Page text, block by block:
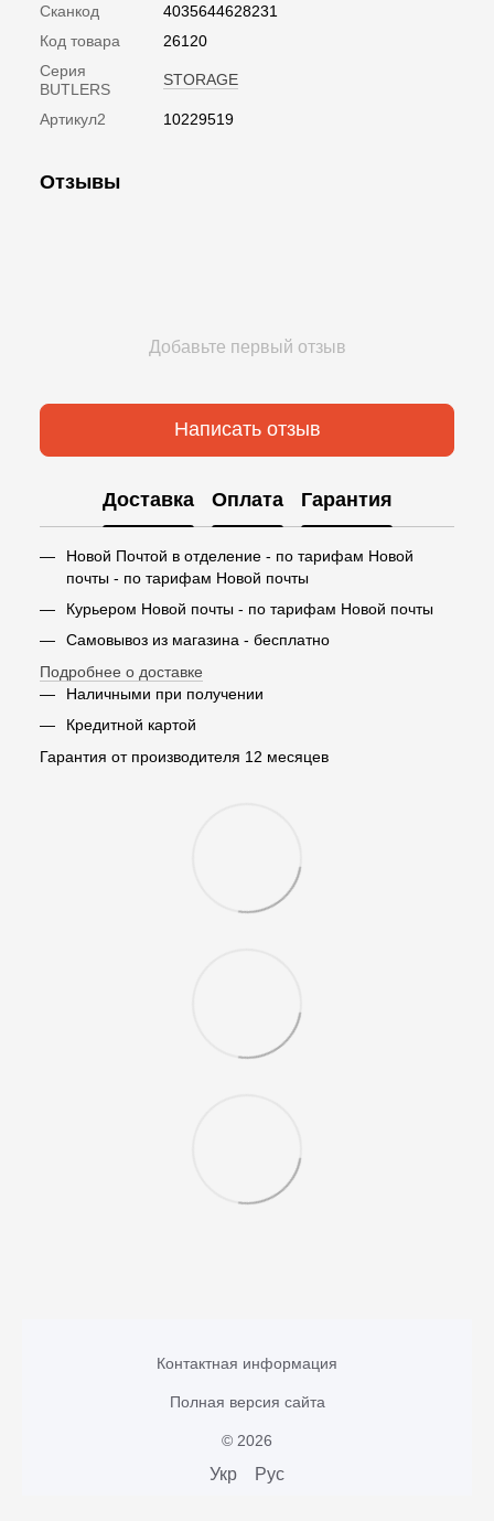
Сканкод
4035644628231
Код товара
26120
Серия
BUTLERS
STORAGE
Артикул2 10229519
Отзывы
Добавьте первый отзыв
Написать отзыв
Доставка Оплата Гарантия
Новой Почтой в отделение - по тарифам Новой
почты - по тарифам Новой почты
Курьером Новой почты - по тарифам Новой почты
Самовывоз из магазина - бесплатно
Подробнее о доставке
Наличными при получении
Кредитной картой
Гарантия от производителя 12 месяцев
Контактная информация
Полная версия сайта
© 2026
Укр Рус